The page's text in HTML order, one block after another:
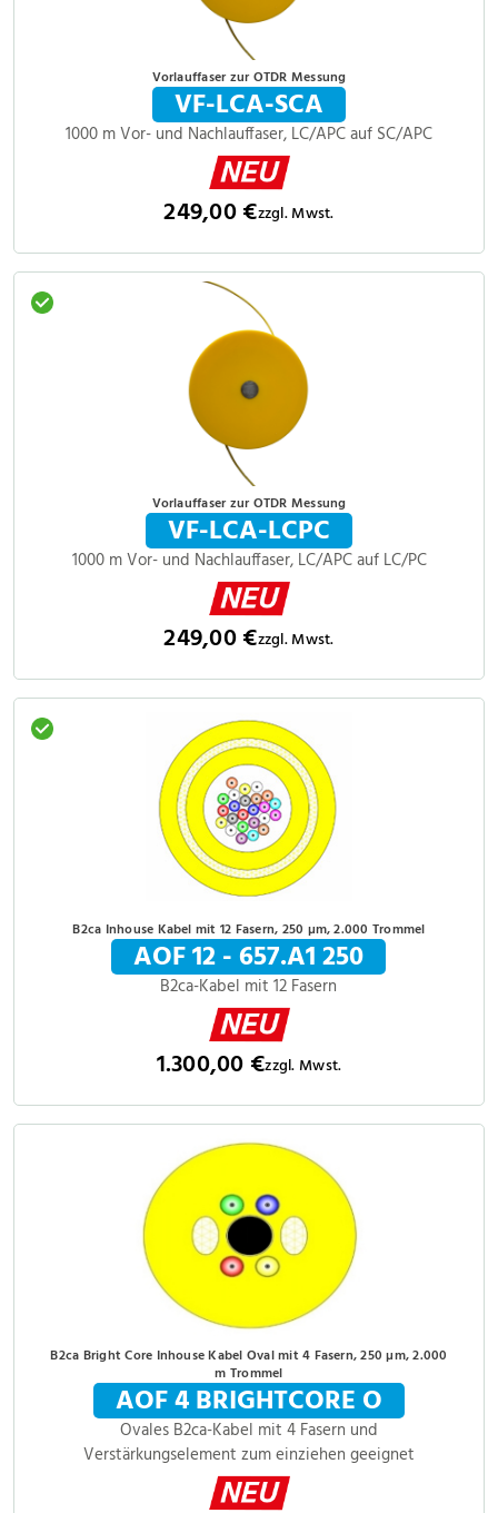
Vorlauffaser zur OTDR Messung
VF-LCA-SCA
1000 m Vor- und Nachlauffaser, LC/APC auf SC/APC
249,00 €zzgl. Mwst.
Vorlauffaser zur OTDR Messung
VF-LCA-LCPC
1000 m Vor- und Nachlauffaser, LC/APC auf LC/PC
249,00 €zzgl. Mwst.
B2ca Inhouse Kabel mit 12 Fasern, 250 µm, 2.000 Trommel
AOF 12 - 657.A1 250
B2ca-Kabel mit 12 Fasern
1.300,00 €zzgl. Mwst.
B2ca Bright Core Inhouse Kabel Oval mit 4 Fasern, 250 µm, 2.000
m Trommel
AOF 4 BRIGHTCORE O
Ovales B2ca-Kabel mit 4 Fasern und
Verstärkungselement zum einziehen geeignet